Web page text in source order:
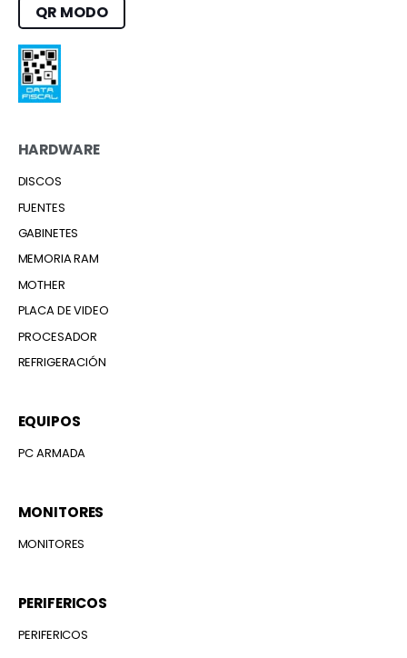
QR MODO
HARDWARE
DISCOS
FUENTES
GABINETES
MEMORIA RAM
MOTHER
PLACA DE VIDEO
PROCESADOR
REFRIGERACIÓN
EQUIPOS
PC ARMADA
MONITORES
MONITORES
PERIFERICOS
PERIFERICOS